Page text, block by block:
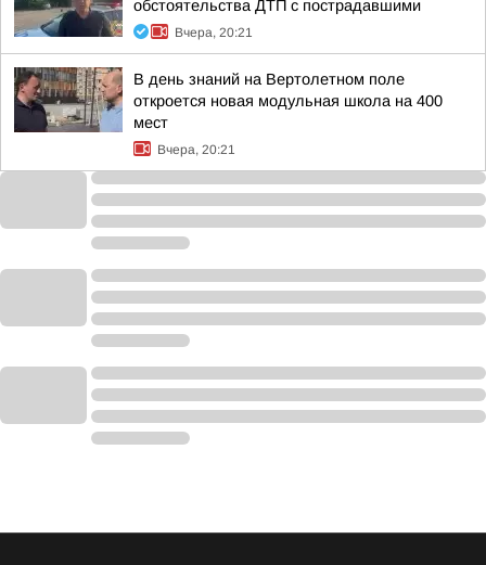
обстоятельства ДТП с пострадавшими
Вчера, 20:21
В день знаний на Вертолетном поле
откроется новая модульная школа на 400
мест
Вчера, 20:21